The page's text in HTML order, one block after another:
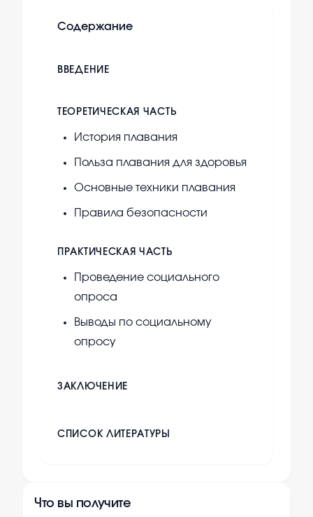
Содержание
ВВЕДЕНИЕ
ТЕОРЕТИЧЕСКАЯ ЧАСТЬ
История плавания
Польза плавания для здоровья
Основные техники плавания
Правила безопасности
ПРАКТИЧЕСКАЯ ЧАСТЬ
Проведение социального
опроса
Выводы по социальному
опросу
ЗАКЛЮЧЕНИЕ
СПИСОК ЛИТЕРАТУРЫ
Что вы получите